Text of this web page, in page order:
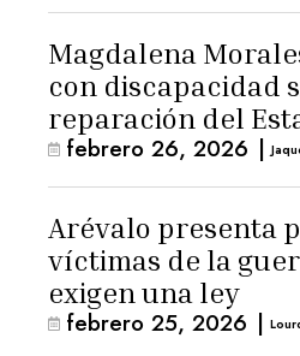
Magdalena
con discapacidad
reparación del
febrero 26, 2026 |
Arévalo presenta
víctimas de la
exigen una ley
febrero 25, 2026 |